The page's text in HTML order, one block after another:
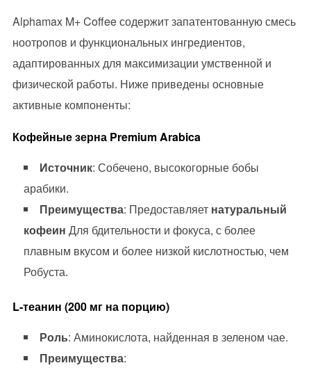
Alphamax M+ Coffee содержит запатентованную смесь
ноотропов и функциональных ингредиентов,
адаптированных для максимизации умственной и
физической работы. Ниже приведены основные
активные компоненты:
Кофейные зерна Premium Arabica
Источник: Собечено, высокогорные бобы
арабики.
Преимущества: Предоставляет натуральный
кофеин Для бдительности и фокуса, с более
плавным вкусом и более низкой кислотностью, чем
Робуста.
L-теанин (200 мг на порцию)
Роль: Аминокислота, найденная в зеленом чае.
Преимущества: